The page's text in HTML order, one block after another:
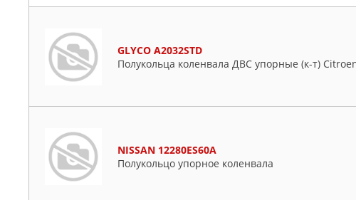
GLYCO A2032STD
Полукольца коленвала ДВС упорные (к-т)
NISSAN 12280ES60A
Полукольцо упорное коленвала